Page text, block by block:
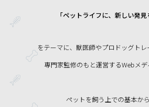
「ペットライフに、新しい発見
をテーマに、獣医師やプロドッグトレ
専門家監修のもと運営するWebメデ
ペットを飼う上での基本から